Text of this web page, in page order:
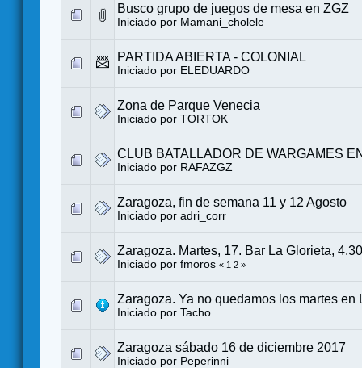
Busco grupo de juegos de mesa en ZGZ
Iniciado por Mamani_cholele
PARTIDA ABIERTA - COLONIAL
Iniciado por ELEDUARDO
Zona de Parque Venecia
Iniciado por TORTOK
CLUB BATALLADOR DE WARGAMES
Iniciado por RAFAZGZ
Zaragoza, fin de semana 11 y 12 Agosto
Iniciado por adri_corr
Zaragoza. Martes, 17. Bar La Glorieta, 4.30
Iniciado por fmoros « 1 2 »
Zaragoza. Ya no quedamos los martes en
Iniciado por Tacho
Zaragoza sábado 16 de diciembre 2017
Iniciado por Peperinni